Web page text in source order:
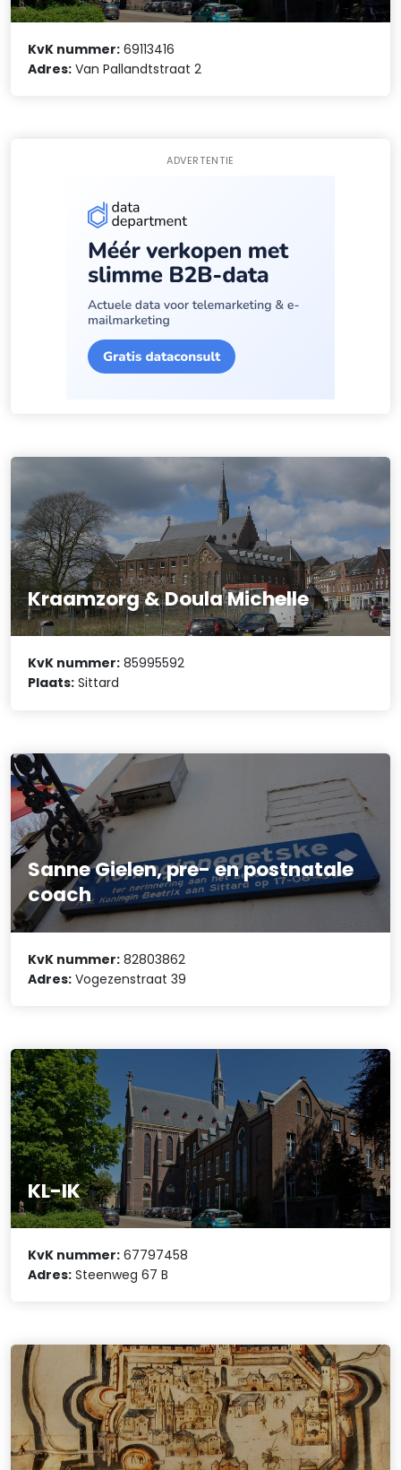
KvK nummer: 69113416
Adres: Van Pallandtstraat 2
ADVERTENTIE
Kraamzorg & Doula Michelle
KvK nummer: 85995592
Plaats: Sittard
Sanne Gielen, pre- en postnatale
coach
KvK nummer: 82803862
Adres: Vogezenstraat 39
KL-IK
KvK nummer: 67797458
Adres: Steenweg 67 B